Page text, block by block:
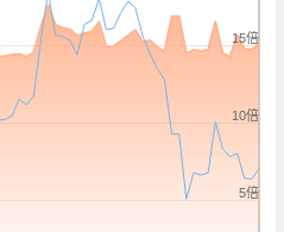
5倍
10倍
15倍